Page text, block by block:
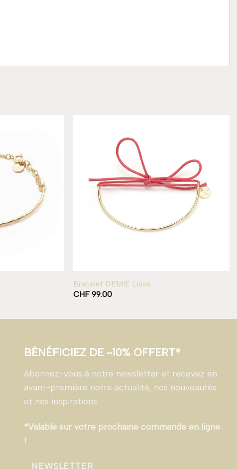
Bracelet DEMIE Lisse
CHF 99.00
BÉNÉFICIEZ DE -10% OFFERT*
Abonnez-vous à notre newsletter et recevez en
avant-première notre actualité, nos nouveautés
et nos inspirations.
*Valable sur votre prochaine commande en ligne
!
NEWSLETTER